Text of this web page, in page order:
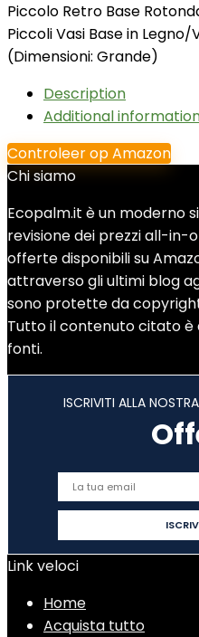
Piccolo Retro Base
Piccoli Vasi Base in
(Dimensioni: Grande)
Description
Additional
Controleer op Amazon
Chi siamo
Ecopalm.it è un moderno
revisione dei prezzi all-in-
offerte disponibili su
attraverso gli ultimi blog
sono protette da
Tutto il contenuto citato
fonti.
ISCRIVITI ALLA
Link veloci
Home
Acquista tutto